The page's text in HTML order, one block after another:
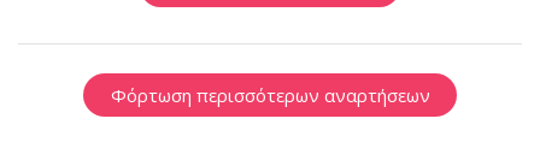
Φόρτωση περισσότερων αναρτήσεων